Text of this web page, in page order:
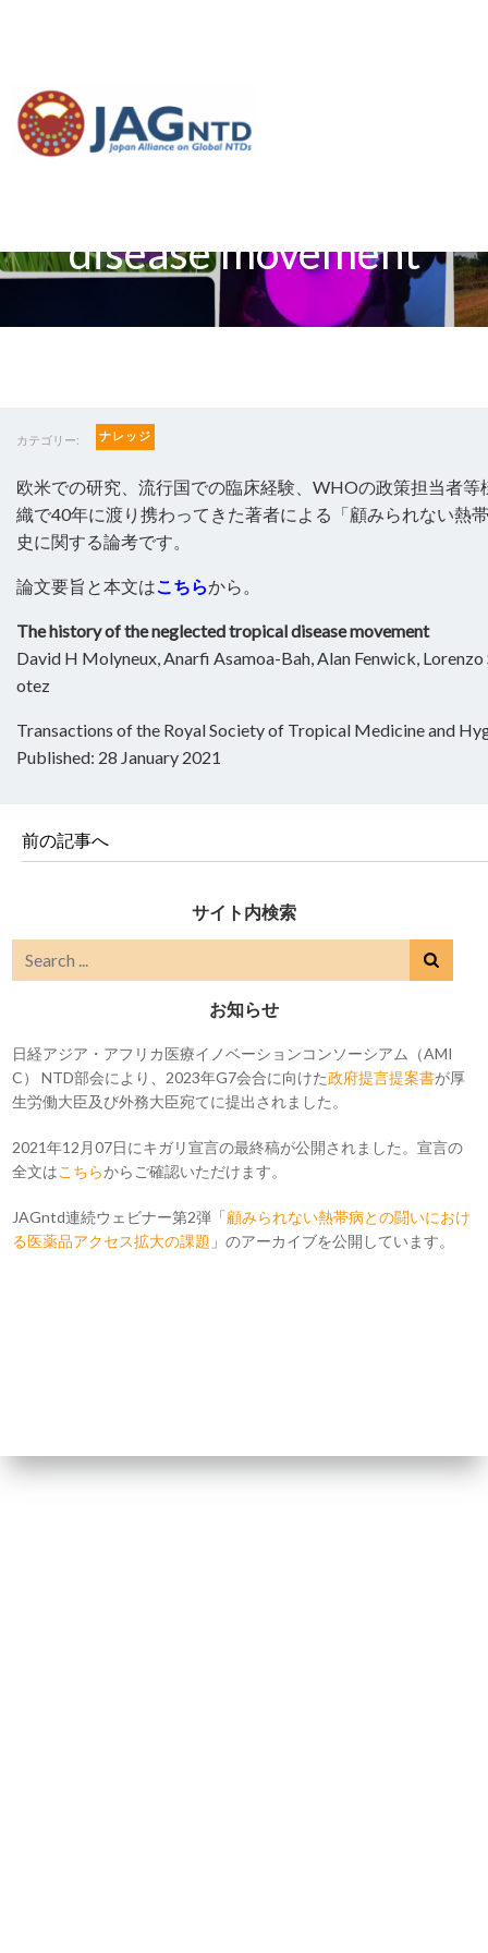
論文紹介：The history
disease movement
カテゴリー: ナレッジ
欧米での研究、流行国での臨床経験、WHOの政策担当者等
織で40年に渡り携わってきた著者による「顧みられない熱
史に関する論考です。
論文要旨と本文はこちらから。
The history of the neglected tropical disease movement
David H Molyneux, Anarfi Asamoa-Bah, Alan Fenwick,
otez
Transactions of the Royal Society of Tropical Medicine and
Published: 28 January 2021
前の記事へ
サイト内検索
お知らせ
日経アジア・アフリカ医療イノベーションコンソーシアム（AMI
C） NTD部会により、2023年G7会合に向けた政府提言提案書が厚
生労働大臣及び外務大臣宛てに提出されました。
2021年12月07日にキガリ宣言の最終稿が公開されました。宣言の
全文はこちらからご確認いただけます。
JAGntd連続ウェビナー第2弾「顧みられない熱帯病との闘いにおけ
る医薬品アクセス拡大の課題 」のアーカイブを公開しています。